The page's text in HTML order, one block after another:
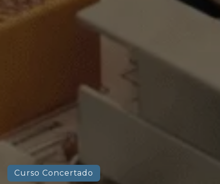
Curso Concertado